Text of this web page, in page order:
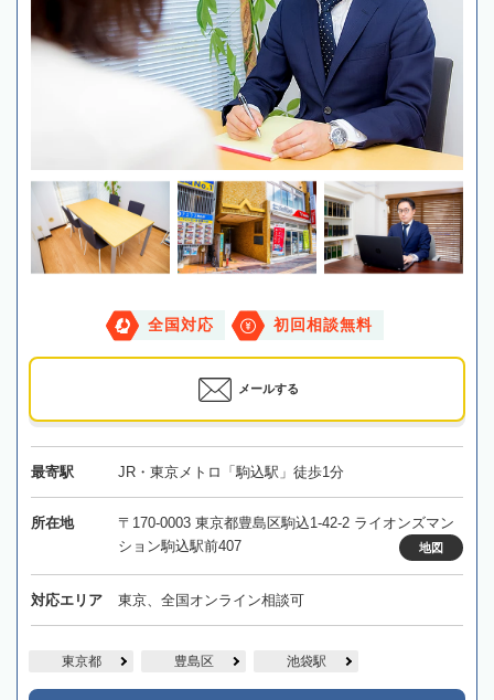
全国対応 初回相談無料
メールする
最寄駅 JR・東京メトロ「駒込駅」徒歩1分
所在地
〒170-0003 東京都豊島区駒込1-42-2 ライオンズマン
ション駒込駅前407
地図
対応エリア 東京、全国オンライン相談可
東京都 豊島区 池袋駅